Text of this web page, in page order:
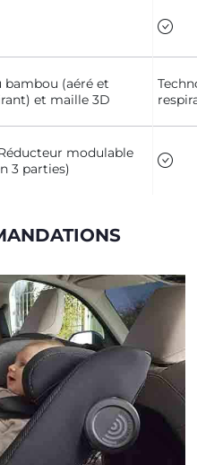
bambou (aéré et
et maille 3D
modulable
3 parties)